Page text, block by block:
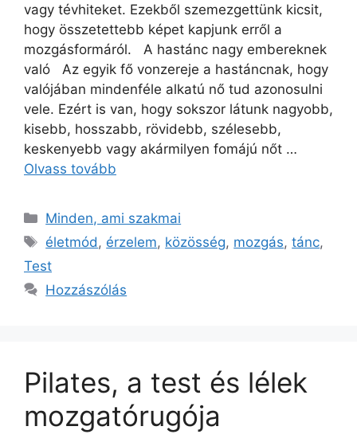
vagy tévhiteket. Ezekből szemezgettünk kicsit,
hogy összetettebb képet kapjunk erről a
mozgásformáról. A hastánc nagy embereknek
való Az egyik fő vonzereje a hastáncnak, hogy
valójában mindenféle alkatú nő tud azonosulni
vele. Ezért is van, hogy sokszor látunk nagyobb,
kisebb, hosszabb, rövidebb, szélesebb,
keskenyebb vagy akármilyen fomájú nőt …
Olvass tovább
Minden, ami szakmai
életmód , érzelem, közösség, mozgás,tánc,
Test
Hozzászólás
Pilates, a test és lélek
mozgatórugója